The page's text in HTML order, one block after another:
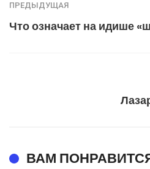
ПРЕДЫДУЩАЯ
Что означает на идише
ВАМ